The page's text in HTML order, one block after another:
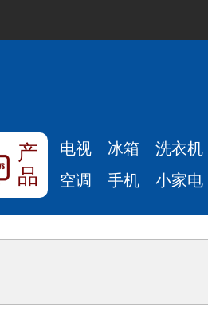
产
品
电视 冰箱 洗衣机
空调
手机 小家电